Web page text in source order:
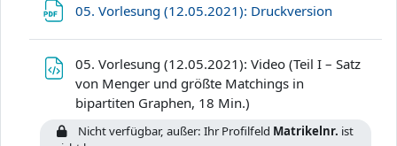
05. Vorlesung (12.05.2021): Druckversion
05. Vorlesung (12.05.2021): Video (Teil I – Satz
von Menger und größte Matchings in
bipartiten Graphen, 18 Min.)
Nicht verfügbar, außer: Ihr Profilfeld Matrikelnr. ist